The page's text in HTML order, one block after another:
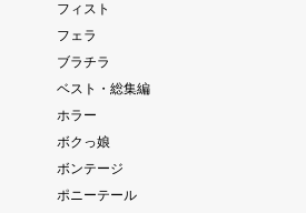
フィスト
フェラ
ブラチラ
ベスト・総集編
ホラー
ボクっ娘
ボンテージ
ポニーテール